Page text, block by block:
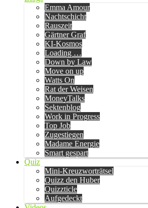
Emma Amour
Nachtschicht
Rauszeit
Gärtner Graf
KI-Kosmos
Loading …
Down by Law
Move on up
Watts On
Rat der Weisen
MoneyTalks
Sektenblog
Work in Progress
Top Job
Zugestiegen
Madame Energie
Smart gespart
Quiz
Mini-Kreuzworträtsel
Quizz den Huber
Quizzticle
Aufgedeckt